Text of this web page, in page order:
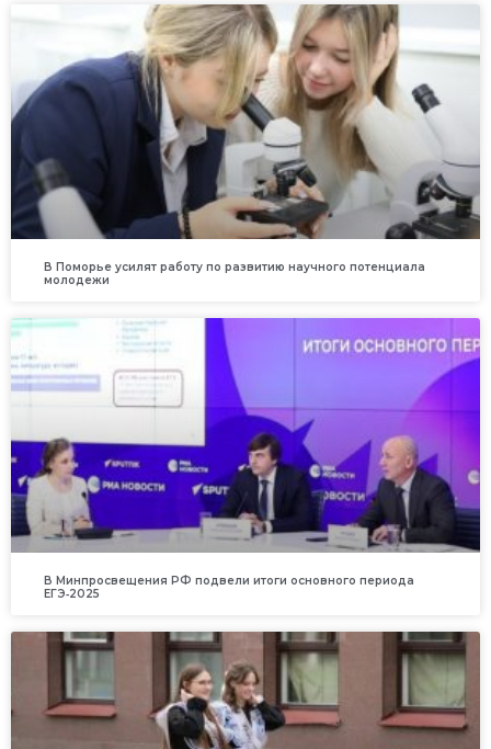
В Поморье усилят работу по развитию научного потенциала
молодежи
В Минпросвещения РФ подвели итоги основного периода
ЕГЭ‑2025